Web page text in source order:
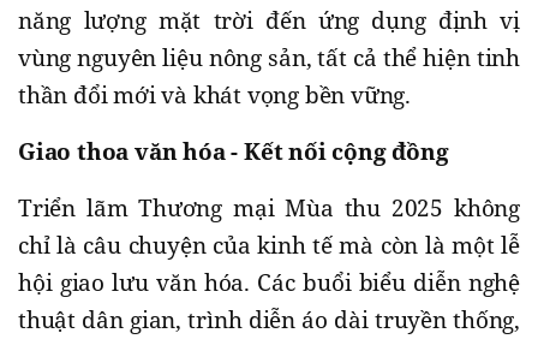
năng lượng mặt trời đến ứng dụng định vị
vùng nguyên liệu nông sản, tất cả thể hiện tinh
thần đổi mới và khát vọng bền vững.
Giao thoa văn hóa - Kết nối cộng đồng
Triển lãm Thương mại Mùa thu 2025 không
chỉ là câu chuyện của kinh tế mà còn là một lễ
hội giao lưu văn hóa. Các buổi biểu diễn nghệ
thuật dân gian, trình diễn áo dài truyền thống,